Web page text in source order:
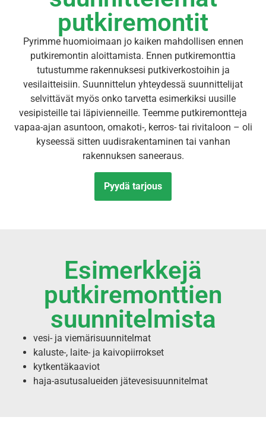
putkiremontit
Pyrimme huomioimaan jo kaiken mahdollisen ennen
putkiremontin aloittamista. Ennen putkiremonttia
tutustumme rakennuksesi putkiverkostoihin ja
vesilaitteisiin. Suunnittelun yhteydessä suunnittelijat
selvittävät myös onko tarvetta esimerkiksi uusille
vesipisteille tai läpivienneille. Teemme putkiremontteja
vapaa-ajan asuntoon, omakoti-, kerros- tai rivitaloon – oli
kyseessä sitten uudisrakentaminen tai vanhan
rakennuksen saneeraus.
Pyydä tarjous
Esimerkkejä
putkiremonttien
suunnitelmista
vesi- ja viemärisuunnitelmat
kaluste-, laite- ja kaivopiirrokset
kytkentäkaaviot
haja-asutusalueiden jätevesisuunnitelmat